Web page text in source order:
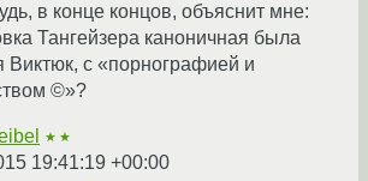
в конце концов, объяснит мне:
Тангейзера каноничная была
Виктюк, с «порнографией и
©»?
★★
19:41:19 +00:00